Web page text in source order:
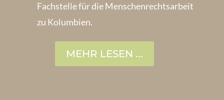
Fachstelle für die Menschen­rechtsarbeit
zu Kolumbien.
MEHR LESEN ...